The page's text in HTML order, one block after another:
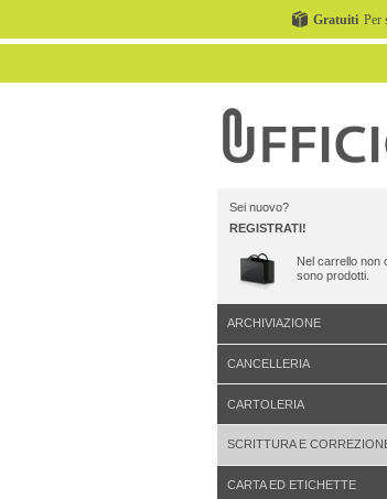
Gratuiti Per
Sei nuovo?
REGISTRATI!
Nel carrello non
sono prodotti.
ARCHIVIAZIONE
CANCELLERIA
CARTOLERIA
SCRITTURA E
CARTA ED ETICHETTE